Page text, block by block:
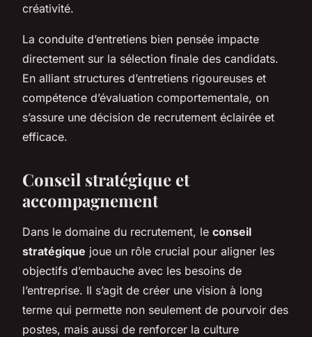
créativité.
La conduite d’entretiens bien pensée impacte
directement sur la sélection finale des candidats.
En alliant structures d’entretiens rigoureuses et
compétence d’évaluation comportementale, on
s’assure une décision de recrutement éclairée et
efficace.
Conseil stratégique et
accompagnement
Dans le domaine du recrutement, le conseil
stratégique joue un rôle crucial pour aligner les
objectifs d’embauche avec les besoins de
l’entreprise. Il s’agit de créer une vision à long
terme qui permette non seulement de pourvoir des
postes, mais aussi de renforcer la culture